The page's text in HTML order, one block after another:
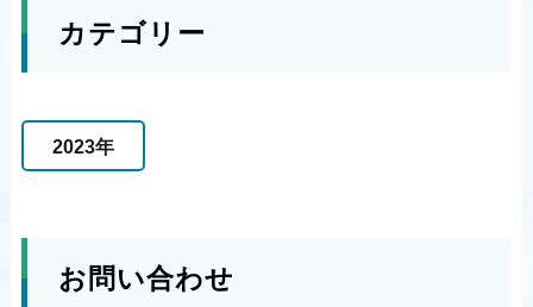
カテゴリー
2023年
お問い合わせ